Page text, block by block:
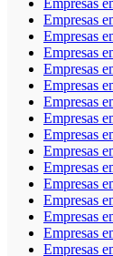
Empresas
Empresas
Empresas
Empresas
Empresas
Empresas
Empresas
Empresas
Empresas
Empresas
Empresas
Empresas
Empresas
Empresas
Empresas